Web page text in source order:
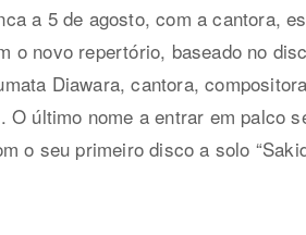
a 5 de agosto, com a cantora,
o novo repertório, baseado no
Diawara, cantora,
O último nome a entrar em palco
o seu primeiro disco a solo